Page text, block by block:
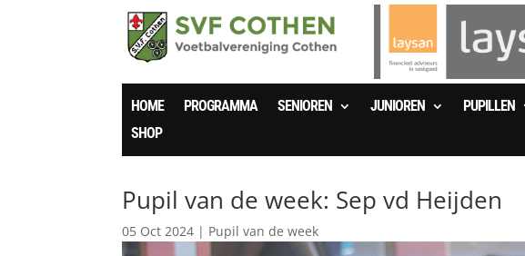
HOME PROGRAMMA SENIOREN JUNIOREN PUPILLEN
SHOP
Pupil van de week: Sep vd Heijden
05 Oct 2024 | Pupil van de week